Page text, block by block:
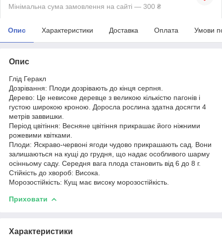
Мінімальна сума замовлення на сайті — 300 ₴
Опис Характеристики Доставка Оплата Умови
Опис
Глід Геракл
Дозрівання: Плоди дозрівають до кінця серпня.
Дерево: Це невисоке деревце з великою кількістю пагонів і
густою широкою кроною. Доросла рослина здатна досягти 4
метрів заввишки.
Період цвітіння: Весняне цвітіння прикрашає його ніжними
рожевими квітками.
Плоди: Яскраво-червоні ягоди чудово прикрашають сад. Вони
залишаються на кущі до грудня, що надає особливого шарму
осінньому саду. Середня вага плода становить від 6 до 8 г.
Стійкість до хвороб: Висока.
Морозостійкість: Кущ має високу морозостійкість.
Приховати
Характеристики